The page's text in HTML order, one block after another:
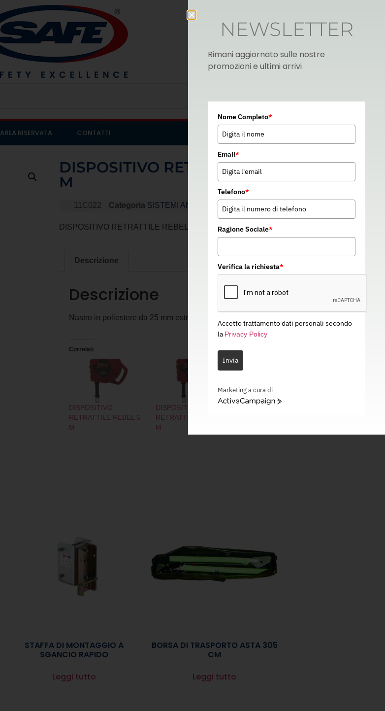
AREA RISERVATA CONTATTI
DISPOSITIVO RETRATTILE REBEL 6
M
11C022 Categoria SISTEMI ANTICADUTA
DISPOSITIVO RETRATTILE REBEL 6 M – ANTICADUTA – 11C022
Descrizione
Descrizione
Nastro in poliestere da 25 mm estremamente resistente
Correlati
DISPOSITIVO
RETRATTILE REBEL 6
M
DISPOSITIVO
RETRATTILE REBEL 20
M
STAFFA DI MONTAGGIO A
SGANCIO RAPIDO
Leggi tutto
BORSA DI TRASPORTO ASTA 305
CM
Leggi tutto
NEWSLETTER
Rimani aggiornato sulle nostre
promozioni e ultimi arrivi
Nome Completo*
Email*
Telefono*
Ragione Sociale*
Verifica la richiesta*
Accetto trattamento dati personali secondo
la Privacy Policy
Invia
Marketing a cura di
ActiveCampaign